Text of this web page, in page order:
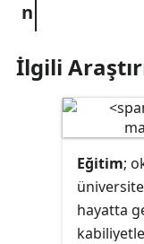
İlgili
Eğitim;
hayatta